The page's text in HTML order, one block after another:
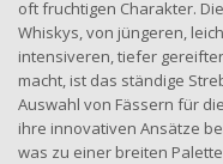
oft fruchtigen Charakter.
Whiskys, von jüngeren,
intensiveren, tiefer
macht, ist das ständige
Auswahl von Fässern für
ihre innovativen Ansätze
was zu einer breiten